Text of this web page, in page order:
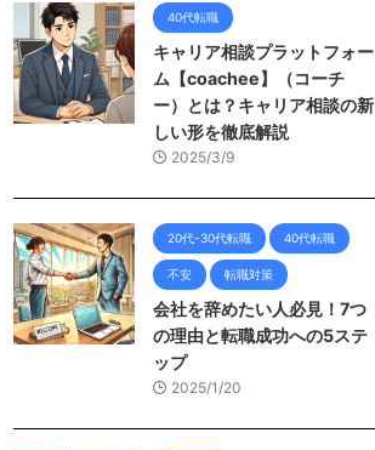
40代転職
キャリア相談プラットフォー
ム【coachee】（コーチ
ー）とは？キャリア相談の新
しい形を徹底解説
2025/3/9
20代-30代転職 40代転職
不安 転職対策
会社を辞めたい人必見！7つ
の理由と転職成功への5ステ
ップ
2025/1/20